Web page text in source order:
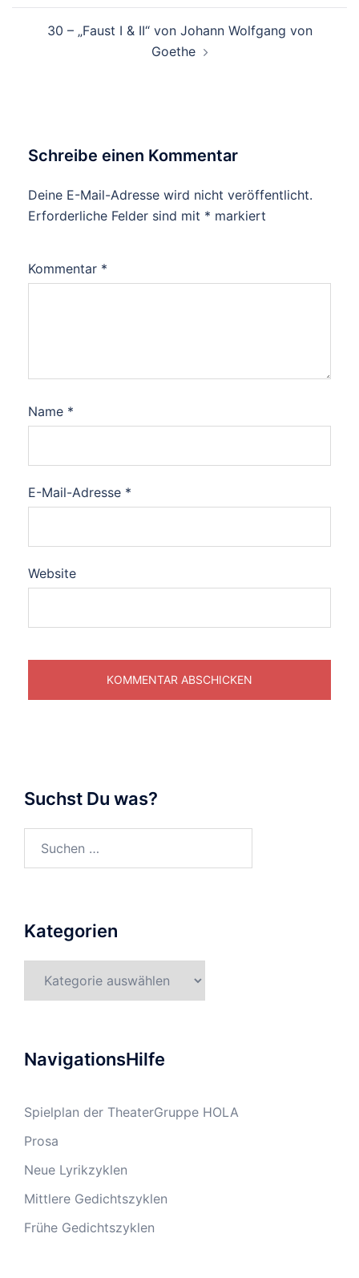
30 – „Faust I & II“ von Johann Wolfgang von
Goethe
Schreibe einen Kommentar
Deine E-Mail-Adresse wird nicht veröffentlicht.
Erforderliche Felder sind mit * markiert
Kommentar *
Name *
E-Mail-Adresse *
Website
Suchst Du was?
Kategorien
NavigationsHilfe
Spielplan der TheaterGruppe HOLA
Prosa
Neue Lyrikzyklen
Mittlere Gedichtszyklen
Frühe Gedichtszyklen